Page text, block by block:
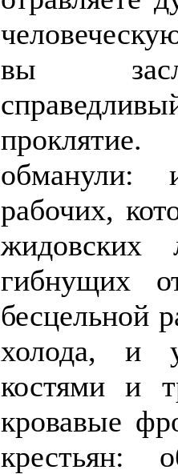
вы
обманули:
рабочих,
жидовских
гибнущих
бесцельной
холода, и
костями и
кровавые
крестьян: